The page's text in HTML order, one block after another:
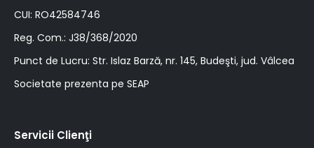
CUI: RO42584746
Reg. Com.: J38/368/2020
Punct de Lucru: Str. Islaz Barză, nr. 145, Budeşti, jud. Vâlcea
Societate prezenta pe SEAP
Servicii Clienţi